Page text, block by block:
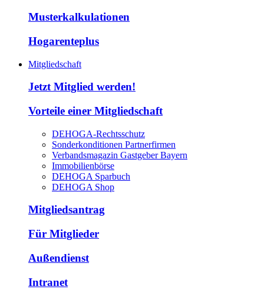
Musterkalkulationen
Hogarenteplus
Mitgliedschaft
Jetzt Mitglied werden!
Vorteile einer Mitgliedschaft
DEHOGA-Rechtsschutz
Sonderkonditionen Partnerfirmen
Verbandsmagazin Gastgeber Bayern
Immobilienbörse
DEHOGA Sparbuch
DEHOGA Shop
Mitgliedsantrag
Für Mitglieder
Außendienst
Intranet